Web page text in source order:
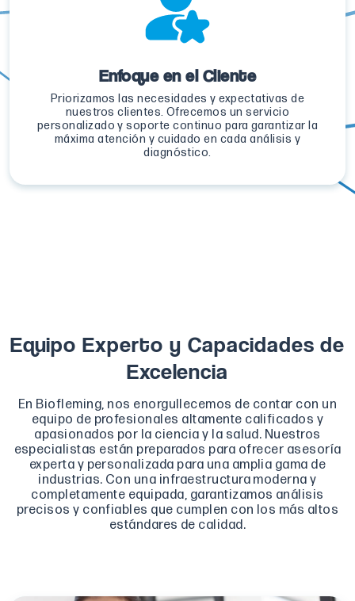
Enfoque en el Cliente
Priorizamos las necesidades y expectativas de
nuestros clientes. Ofrecemos un servicio
personalizado y soporte continuo para garantizar la
máxima atención y cuidado en cada análisis y
diagnóstico.
Equipo Experto y Capacidades de
Excelencia
En Biofleming, nos enorgullecemos de contar con un
equipo de profesionales altamente calificados y
apasionados por la ciencia y la salud. Nuestros
especialistas están preparados para ofrecer asesoría
experta y personalizada para una amplia gama de
industrias. Con una infraestructura moderna y
completamente equipada, garantizamos análisis
precisos y confiables que cumplen con los más altos
estándares de calidad.